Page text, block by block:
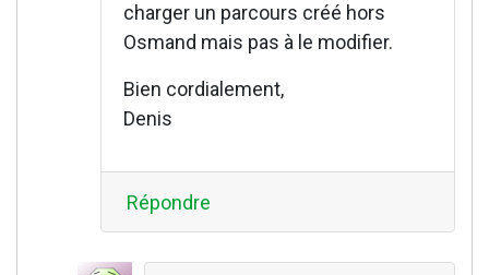
charger un parcours créé hors
Osmand mais pas à le modifier.
Bien cordialement,
Denis
Répondre